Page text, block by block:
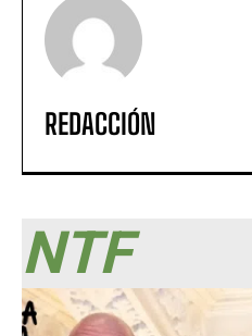
REDACCIÓN
NTF